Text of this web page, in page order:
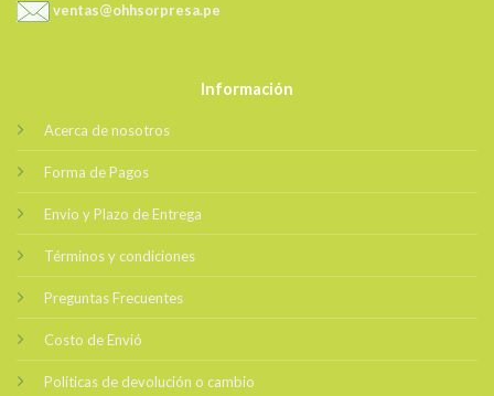
ventas@ohhsorpresa.pe
Información
Acerca de nosotros
Forma de Pagos
Envio y Plazo de Entrega
Términos y condiciones
Preguntas Frecuentes
Costo de Envió
Políticas de devolución o cambio